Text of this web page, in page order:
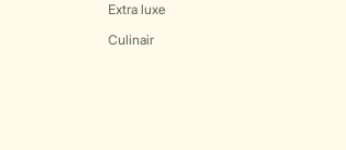
Extra luxe
Culinair